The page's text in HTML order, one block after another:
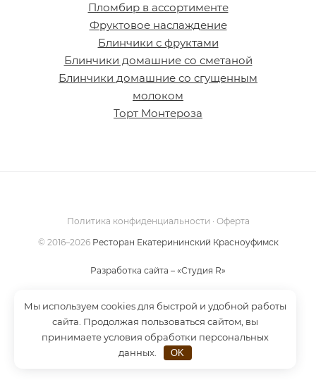
Пломбир в ассортименте
Фруктовое наслаждение
Блинчики с фруктами
Блинчики домашние со сметаной
Блинчики домашние со сгущенным
молоком
Торт Монтероза
Политика конфиденциальности · Оферта
© 2016–2026 Ресторан Екатерининский Красноуфимск
Разработка сайта – «Студия R»
Мы используем cookies для быстрой и удобной работы
сайта. Продолжая пользоваться сайтом, вы
принимаете условия обработки персональных
данных.
OK